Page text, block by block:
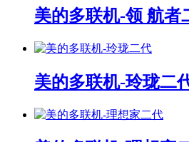
美的多联机-领 航者
美的多联机-玲珑二